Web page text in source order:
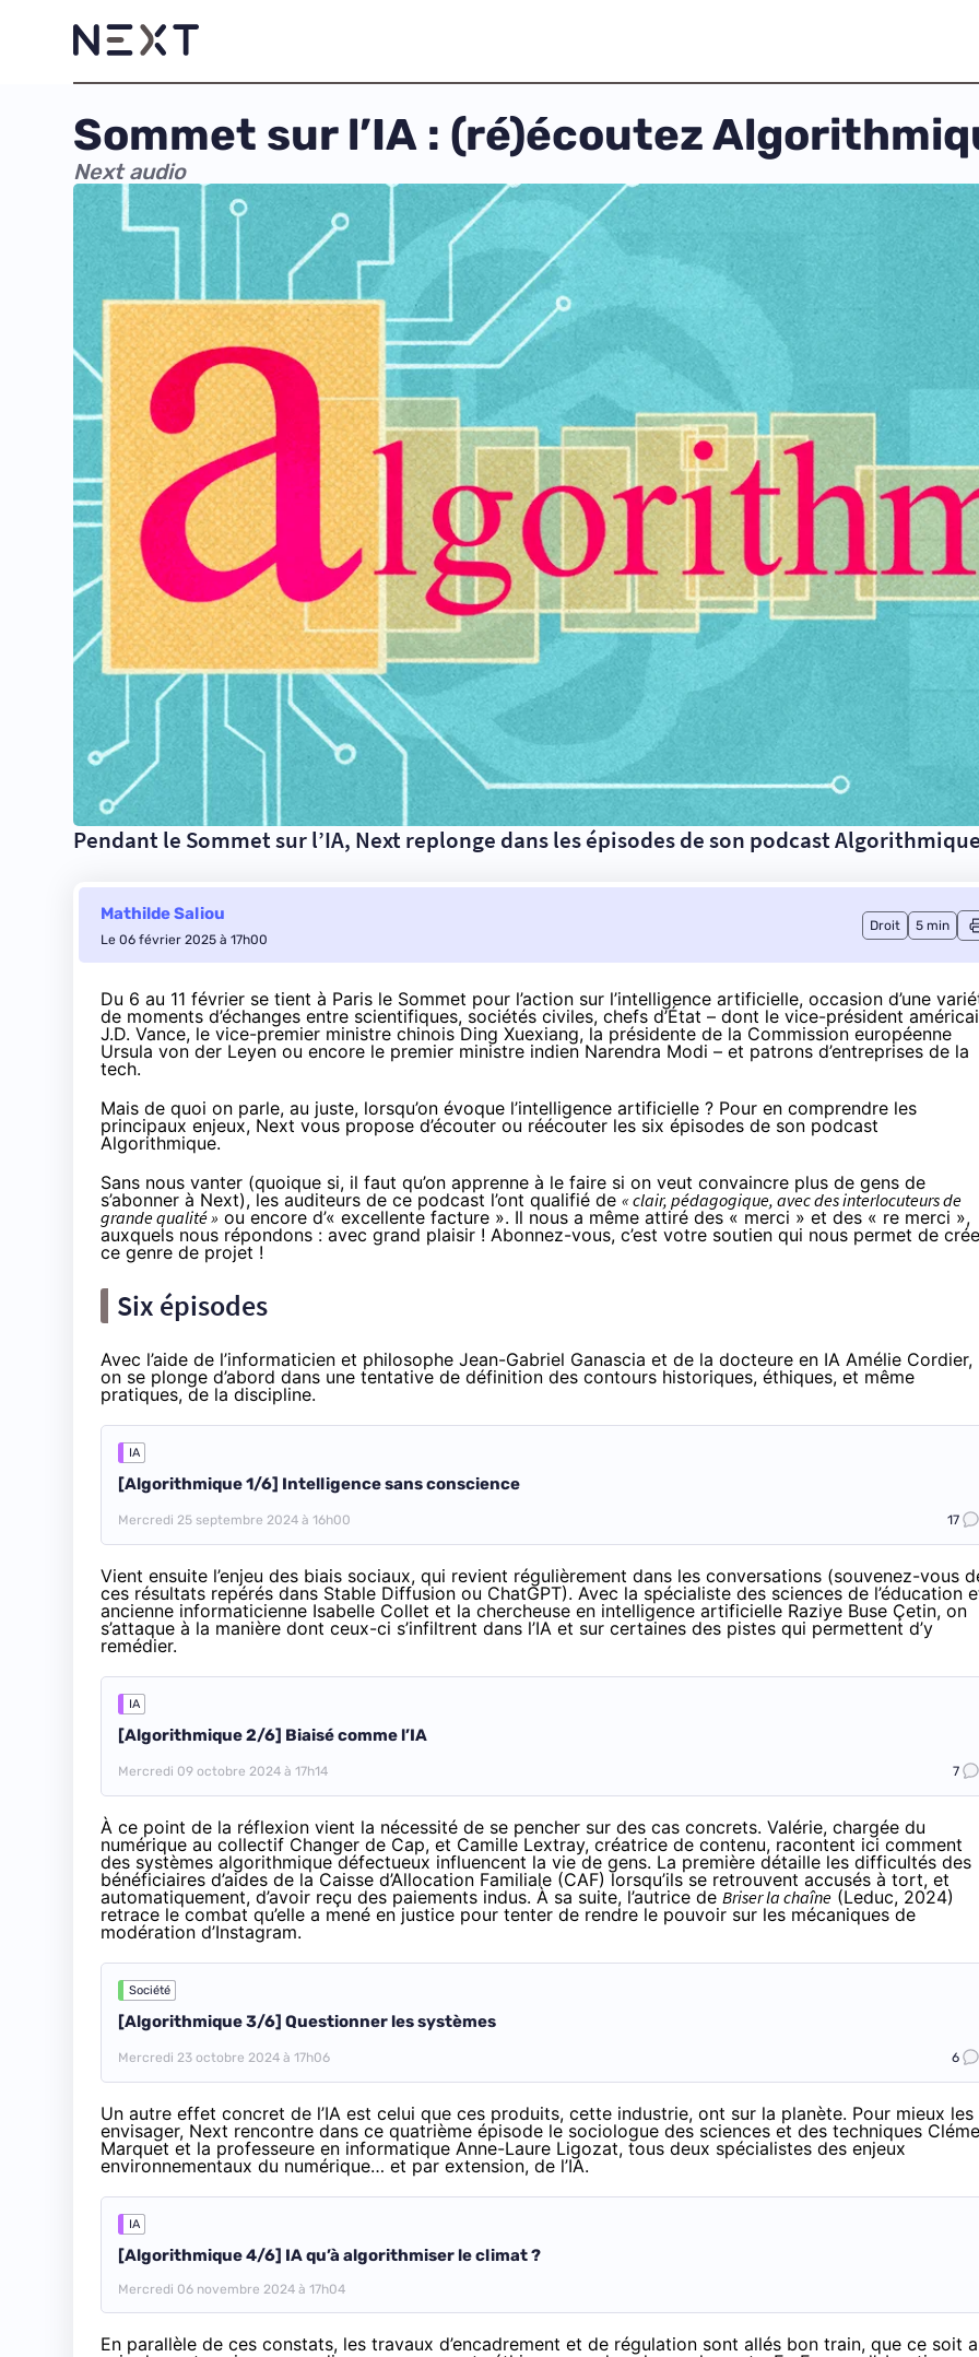
Sommet sur l’IA : (ré)écoutez
Next audio
Pendant le Sommet sur l’IA, Next replonge dans les épisodes de son podcast
Mathilde Saliou
Le 06 février 2025 à 17h00
Droit 5 min
Du 6 au 11 février se tient à Paris le Sommet pour l’action sur l’intelligence artificielle, occasion d’une
de moments d’échanges entre scientifiques, sociétés civiles, chefs d’État – dont le vice-président
J.D. Vance, le vice-premier ministre chinois Ding Xuexiang, la présidente de la Commission européenne
Ursula von der Leyen ou encore le premier ministre indien Narendra Modi – et patrons d’entreprises de la
tech.
Mais de quoi on parle, au juste, lorsqu’on évoque l’intelligence artificielle ? Pour en comprendre les
principaux enjeux, Next vous propose d’écouter ou réécouter les six épisodes de son podcast
Algorithmique.
Sans nous vanter (quoique si, il faut qu’on apprenne à le faire si on veut convaincre plus de gens de
s’abonner à Next), les auditeurs de ce podcast l’ont qualifié de « clair, pédagogique, avec des interlocuteurs de
grande qualité » ou encore d’« excellente facture ». Il nous a même attiré des « merci » et des « re merci »,
auxquels nous répondons : avec grand plaisir ! Abonnez-vous, c’est votre soutien qui nous permet de
ce genre de projet !
Six épisodes
Avec l’aide de l’informaticien et philosophe Jean-Gabriel Ganascia et de la docteure en IA Amélie Cordier,
on se plonge d’abord dans une tentative de définition des contours historiques, éthiques, et même
pratiques, de la discipline.
IA
[Algorithmique 1/6] Intelligence sans conscience
Mercredi 25 septembre 2024 à 16h00 17
Vient ensuite l’enjeu des biais sociaux, qui revient régulièrement dans les conversations (souvenez-vous
ces résultats repérés dans Stable Diffusion ou ChatGPT). Avec la spécialiste des sciences de l’éducation
ancienne informaticienne Isabelle Collet et la chercheuse en intelligence artificielle Raziye Buse Çetin, on
s’attaque à la manière dont ceux-ci s’infiltrent dans l’IA et sur certaines des pistes qui permettent d’y
remédier.
IA
[Algorithmique 2/6] Biaisé comme l’IA
Mercredi 09 octobre 2024 à 17h14 7
À ce point de la réflexion vient la nécessité de se pencher sur des cas concrets. Valérie, chargée du
numérique au collectif Changer de Cap, et Camille Lextray, créatrice de contenu, racontent ici comment
des systèmes algorithmique défectueux influencent la vie de gens. La première détaille les difficultés des
bénéficiaires d’aides de la Caisse d’Allocation Familiale (CAF) lorsqu’ils se retrouvent accusés à tort, et
automatiquement, d’avoir reçu des paiements indus. À sa suite, l’autrice de Briser la chaîne (Leduc, 2024)
retrace le combat qu’elle a mené en justice pour tenter de rendre le pouvoir sur les mécaniques de
modération d’Instagram.
Société
[Algorithmique 3/6] Questionner les systèmes
Mercredi 23 octobre 2024 à 17h06 6
Un autre effet concret de l’IA est celui que ces produits, cette industrie, ont sur la planète. Pour mieux les
envisager, Next rencontre dans ce quatrième épisode le sociologue des sciences et des techniques
Marquet et la professeure en informatique Anne-Laure Ligozat, tous deux spécialistes des enjeux
environnementaux du numérique… et par extension, de l’IA.
IA
[Algorithmique 4/6] IA qu’à algorithmiser le climat ?
Mercredi 06 novembre 2024 à 17h04
En parallèle de ces constats, les travaux d’encadrement et de régulation sont allés bon train, que ce soit